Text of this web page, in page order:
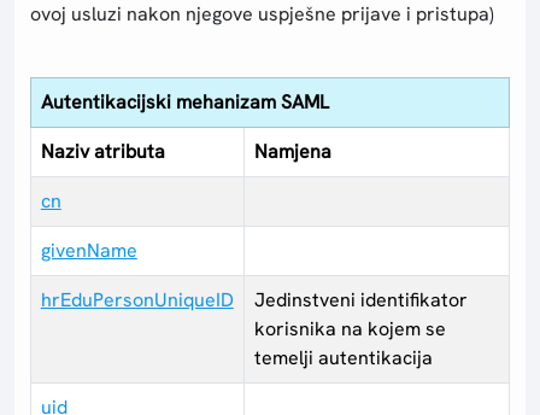
ovoj usluzi nakon njegove uspješne prijave i pristupa)
Autentikacijski mehanizam SAML
Naziv atributa
Namjena
cn
givenName
hrEduPersonUniqueID
Jedinstveni identifikator
korisnika na kojem se
temelji autentikacija
uid